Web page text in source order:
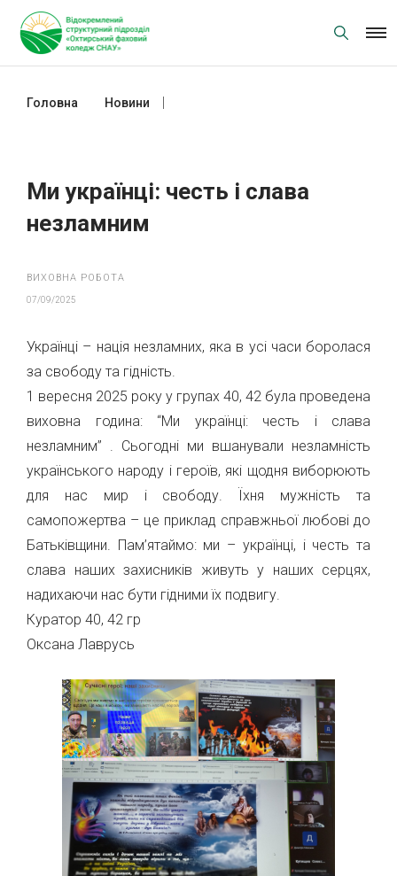
content
Головна Новини
Ми українці: честь і слава
незламним
ВИХОВНА РОБОТА
07/09/2025
Українці – нація незламних, яка в усі часи боролася
за свободу та гідність.
1 вересня 2025 року у групах 40, 42 була проведена
виховна година: “Ми українці: честь і слава
незламним” . Сьогодні ми вшанували незламність
українського народу і героїв, які щодня виборюють
для нас мир і свободу. Їхня мужність та
самопожертва – це приклад справжньої любові до
Батьківщини. Пам’ятаймо: ми – українці, і честь та
слава наших захисників живуть у наших серцях,
надихаючи нас бути гідними їх подвигу.
Куратор 40, 42 гр
Оксана Лаврусь